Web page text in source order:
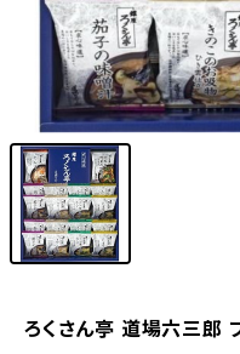
ろくさん亭 道場六三郎